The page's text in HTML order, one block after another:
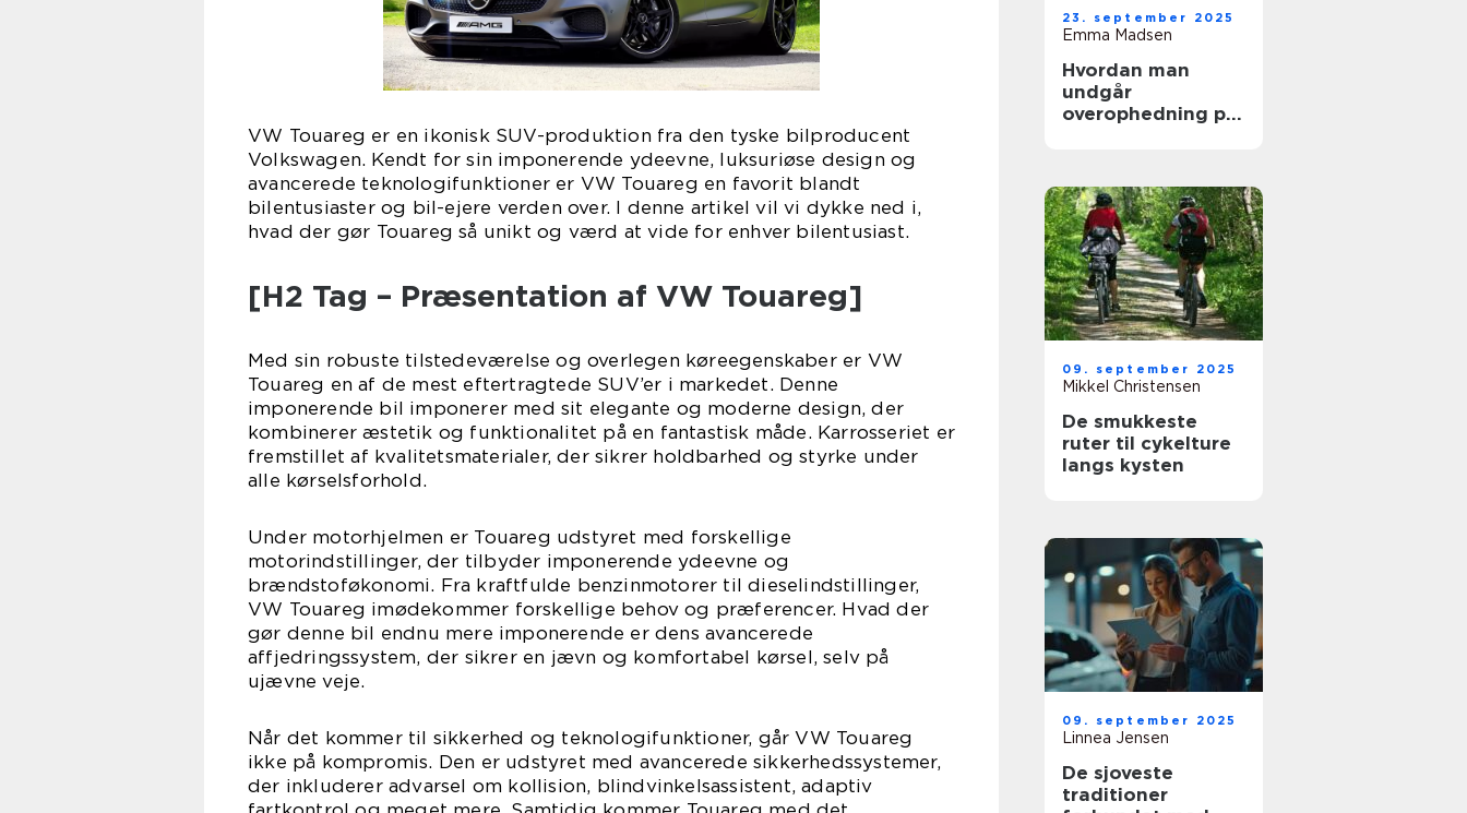
VW Touareg er en ikonisk SUV-produktion fra den tyske bilproducent
Volkswagen. Kendt for sin imponerende ydeevne, luksuriøse design og
avancerede teknologifunktioner er VW Touareg en favorit blandt
bilentusiaster og bil-ejere verden over. I denne artikel vil vi dykke ned i,
hvad der gør Touareg så unikt og værd at vide for enhver bilentusiast.
[H2 Tag – Præsentation af VW Touareg]
Med sin robuste tilstedeværelse og overlegen køreegenskaber er VW
Touareg en af de mest eftertragtede SUV’er i markedet. Denne
imponerende bil imponerer med sit elegante og moderne design, der
kombinerer æstetik og funktionalitet på en fantastisk måde. Karrosseriet er
fremstillet af kvalitetsmaterialer, der sikrer holdbarhed og styrke under
alle kørselsforhold.
Under motorhjelmen er Touareg udstyret med forskellige
motorindstillinger, der tilbyder imponerende ydeevne og
brændstoføkonomi. Fra kraftfulde benzinmotorer til dieselindstillinger,
VW Touareg imødekommer forskellige behov og præferencer. Hvad der
gør denne bil endnu mere imponerende er dens avancerede
affjedringssystem, der sikrer en jævn og komfortabel kørsel, selv på
ujævne veje.
Når det kommer til sikkerhed og teknologifunktioner, går VW Touareg
ikke på kompromis. Den er udstyret med avancerede sikkerhedssystemer,
der inkluderer advarsel om kollision, blindvinkelsassistent, adaptiv
23. september 2025
Emma Madsen
Hvordan man
undgår
overophedning på
09. september 2025
Mikkel Christensen
De smukkeste
ruter til cykelture
langs kysten
09. september 2025
Linnea Jensen
De sjoveste
traditioner